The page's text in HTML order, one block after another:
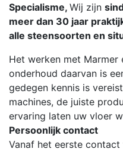
Specialisme, Wij zijn
meer dan 30 jaar
alle steensoorten en
Het werken met Marmer
onderhoud daarvan is
gedegen kennis is
machines, de juiste
ervaring laten uw vloer
Persoonlijk contact
Vanaf het eerste